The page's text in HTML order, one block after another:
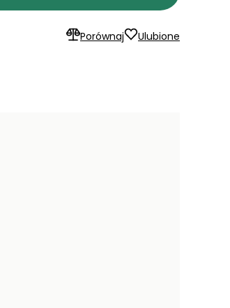
Porównaj Ulubione